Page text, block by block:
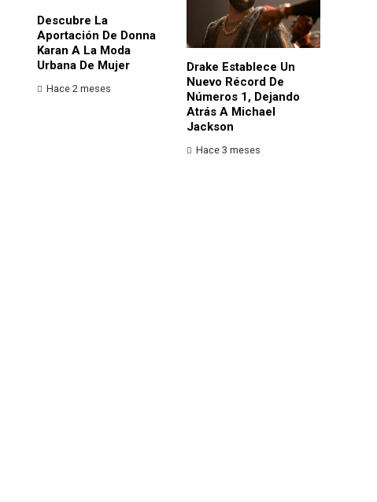
Descubre La
Aportación De Donna
Karan A La Moda
Urbana De Mujer
Hace 2 meses
Drake Establece Un
Nuevo Récord De
Números 1, Dejando
Atrás A Michael
Jackson
Hace 3 meses